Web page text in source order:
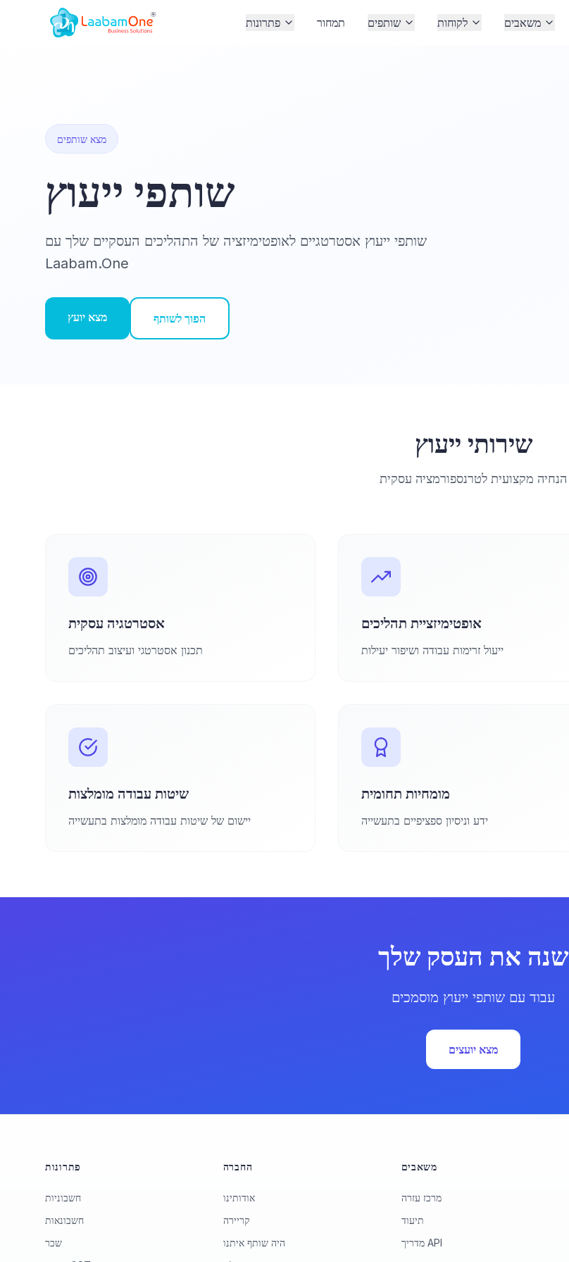
פתרונות תמחור שותפים לקוחות משאבים
מצא שותפים
שותפי ייעוץ
שותפי ייעוץ אסטרטגיים לאופטימיזציה של התהליכים העסקיים שלך עם
Laabam.One
מצא יועץ הפוך לשותף
שירותי ייעוץ
הנחיה מקצועית לטרנספורמציה עסקית
אסטרטגיה עסקית
תכנון אסטרטגי ועיצוב תהליכים
אופטימיזציית תהליכים
ייעול זרימות עבודה ושיפור יעילות
שיטות עבודה מומלצות
יישום של שיטות עבודה מומלצות בתעשייה
מומחיות תחומית
ידע וניסיון ספציפיים בתעשייה
שנה את העסק שלך
עבוד עם שותפי ייעוץ מוסמכים
מצא יועצים
פתרונות
חשבוניות
חשבונאות
שכר
החברה
אודותינו
קריירה
היה שותף איתנו
משאבים
מרכז עזרה
תיעוד
מדריך API